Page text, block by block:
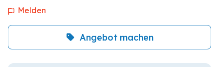
Melden
Angebot machen